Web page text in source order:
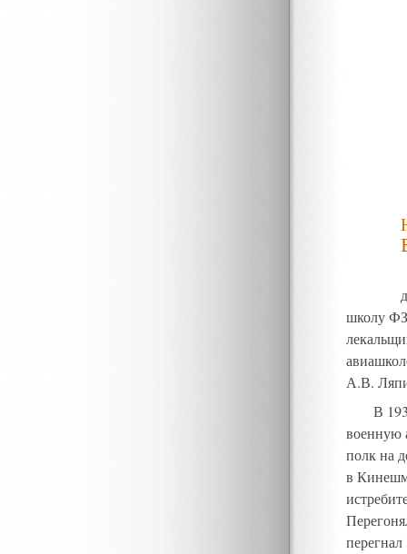
школу
А.В.
В
военную
полк на
в